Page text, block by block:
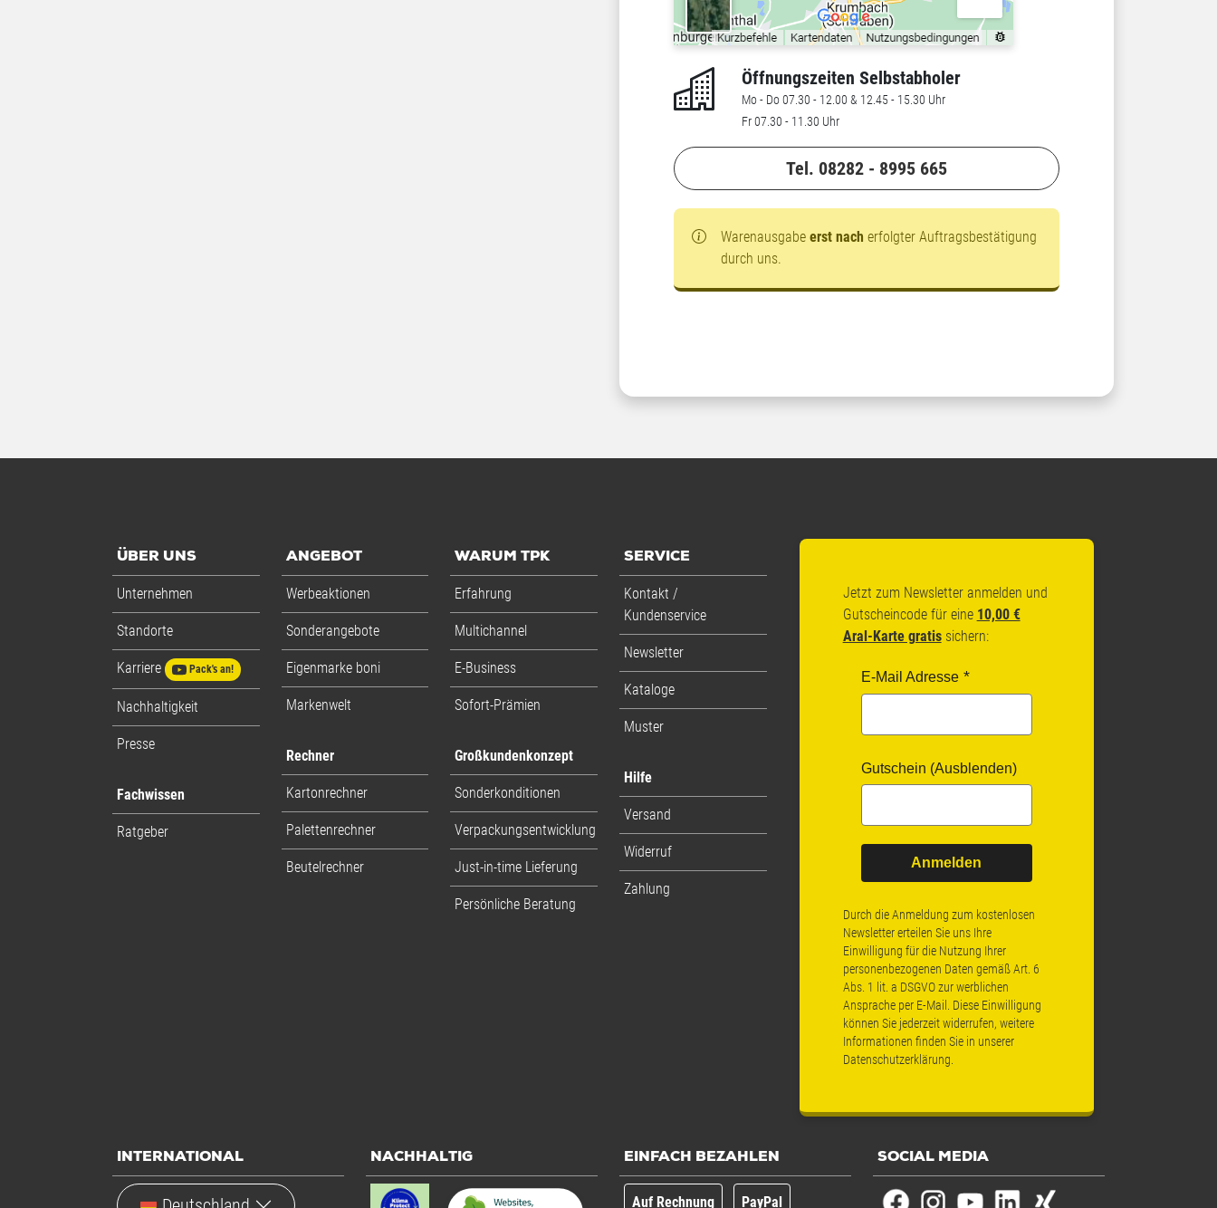
Öffnungszeiten Selbstabholer
Mo - Do 07.30 - 12.00 & 12.45 - 15.30 Uhr
Fr 07.30 - 11.30 Uhr
Tel. 08282 - 8995 665
Warenausgabe erst nach erfolgter Auftragsbestätigung
durch uns.
ÜBER UNS
Unternehmen
Standorte
Karriere Pack's an!
Nachhaltigkeit
Presse
Fachwissen
Ratgeber
ANGEBOT
Werbeaktionen
Sonderangebote
Eigenmarke boni
Markenwelt
Rechner
Kartonrechner
Palettenrechner
Beutelrechner
WARUM TPK
Erfahrung
Multichannel
E-Business
Sofort-Prämien
Großkundenkonzept
Sonderkonditionen
Verpackungsentwicklung
Just-in-time Lieferung
Persönliche Beratung
SERVICE
Kontakt /
Kundenservice
Newsletter
Kataloge
Muster
Hilfe
Versand
Widerruf
Zahlung
Jetzt zum Newsletter anmelden und
Gutscheincode für eine 10,00 €
Aral-Karte gratissichern:
E-Mail Adresse
Gutschein (Ausblenden)
Anmelden
Durch die Anmeldung zum kostenlosen
Newsletter erteilen Sie uns Ihre
Einwilligung für die Nutzung Ihrer
personenbezogenen Daten gemäß Art. 6
Abs. 1 lit. a DSGVO zur werblichen
Ansprache per E-Mail. Diese Einwilligung
können Sie jederzeit widerrufen, weitere
Informationen finden Sie in unserer
Datenschutzerklärung
INTERNATIONAL NACHHALTIG EINFACH BEZAHLEN
Auf Rechnung PayPal
SOCIAL MEDIA